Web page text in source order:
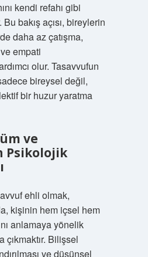
kendi refahı gibi
bakış açısı, bireylerin
daha az çatışma,
empati
olur. Tasavvufun
bireysel değil,
bir huzur yaratma
ve
Psikolojik
ehli olmak,
kişinin hem içsel hem
anlamaya yönelik
Bilişsel
ve düşünsel